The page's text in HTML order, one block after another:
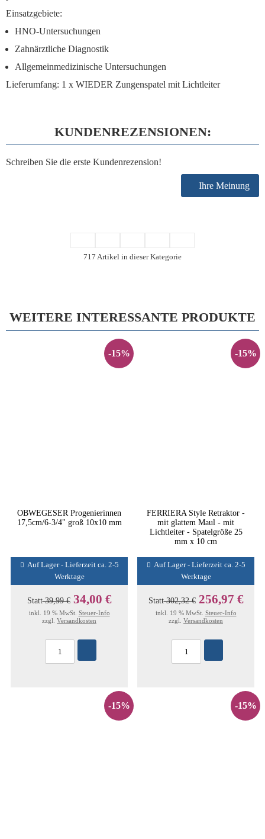
Einsatzgebiete:
HNO-Untersuchungen
Zahnärztliche Diagnostik
Allgemeinmedizinische Untersuchungen
Lieferumfang: 1 x WIEDER Zungenspatel mit Lichtleiter
KUNDENREZENSIONEN:
Schreiben Sie die erste Kundenrezension!
Ihre Meinung
717 Artikel in dieser Kategorie
WEITERE INTERESSANTE PRODUKTE
-15%
OBWEGESER Progenierinnen
17,5cm/6-3/4" groß 10x10 mm
Auf Lager - Lieferzeit ca. 2-5
Werktage
Statt39,99 € 34,00 €
inkl. 19 % MwSt. Steuer-Info
zzgl. Versandkosten
-15%
FERRIERA Style Retraktor -
mit glattem Maul - mit
Lichtleiter - Spatelgröße 25
mm x 10 cm
Auf Lager - Lieferzeit ca. 2-5
Werktage
Statt302,32 € 256,97 €
inkl. 19 % MwSt. Steuer-Info
zzgl. Versandkosten
-15% -15%